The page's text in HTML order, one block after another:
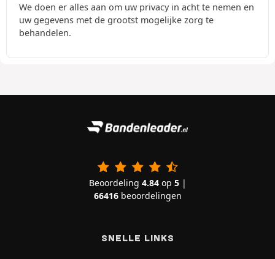
We doen er alles aan om uw privacy in acht te nemen en
uw gegevens met de grootst mogelijke zorg te
behandelen.
Beoordeling 4.84op 5|
66416beoordelingen
SNELLE LINKS